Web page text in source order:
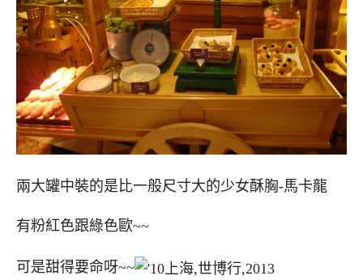
兩大罐中裝的是比一般尺寸大的少女酥胸-馬卡龍
有粉紅色跟綠色歐~~
可是甜得要命呀~~